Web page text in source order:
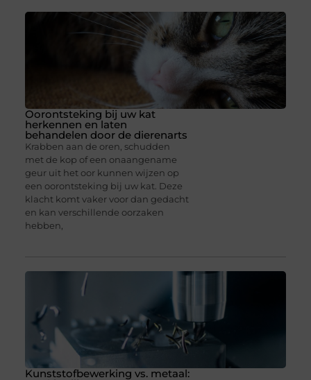
Oorontsteking bij uw kat
herkennen en laten
behandelen door de dierenarts
Krabben aan de oren, schudden
met de kop of een onaangename
geur uit het oor kunnen wijzen op
een oorontsteking bij uw kat. Deze
klacht komt vaker voor dan gedacht
en kan verschillende oorzaken
hebben,
Kunststofbewerking vs. metaal: